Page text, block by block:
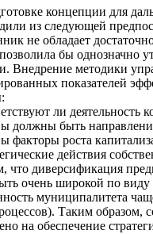
концепции для
из следующей
не обладает
бы однозначно
Внедрение методики
показателей
ли деятельность
должны быть
факторы роста
действия
что диверсификация
очень широкой по виду
муниципалитета
Таким образом,
на обеспечение